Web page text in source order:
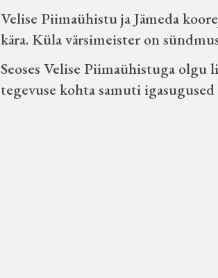
Velise Piimaühistu ja Jämeda
kära. Küla värsimeister on
Seoses Velise Piimaühistuga
tegevuse kohta samuti